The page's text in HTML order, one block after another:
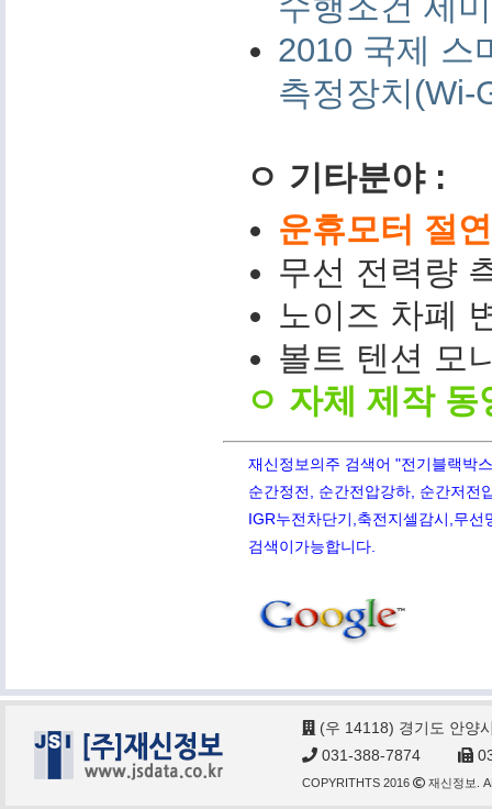
2010 국제 스
측정장치(Wi-
ㅇ 기타분야 :
운휴모터 절
무선 전력량
노이즈 차폐
볼트 텐션 모
ㅇ 자체 제작
재신정보의주 검색어 "전기블랙박
순간정전, 순간전압강하, 순간저전
IGR누전차단기,축전지셀감시,무
검색이가능합니다.
(우 14118) 경기도 안양
031-388-7874
COPYRITHTS 2016 재신정보.